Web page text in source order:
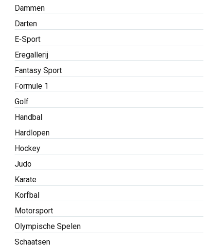
Dammen
Darten
E-Sport
Eregallerij
Fantasy Sport
Formule 1
Golf
Handbal
Hardlopen
Hockey
Judo
Karate
Korfbal
Motorsport
Olympische Spelen
Schaatsen